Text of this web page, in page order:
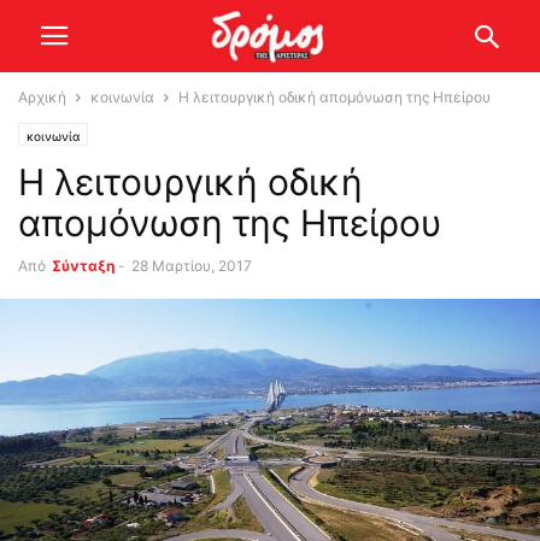
Αρχική κοινωνία Η λειτουργική οδική απομόνωση της Ηπείρου
κοινωνία
Η λειτουργική οδική
απομόνωση της Ηπείρου
Από Σύνταξη - 28 Μαρτίου, 2017